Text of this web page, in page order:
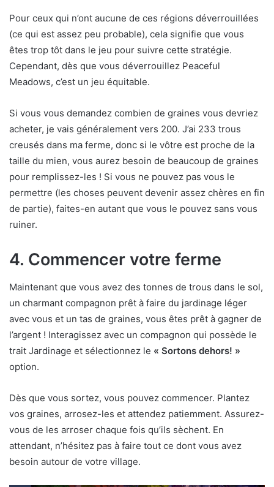
Pour ceux qui n’ont aucune de ces régions déverrouillées
(ce qui est assez peu probable), cela signifie que vous
êtes trop tôt dans le jeu pour suivre cette stratégie.
Cependant, dès que vous déverrouillez Peaceful
Meadows, c’est un jeu équitable.
Si vous vous demandez combien de graines vous devriez
acheter, je vais généralement vers 200. J’ai 233 trous
creusés dans ma ferme, donc si le vôtre est proche de la
taille du mien, vous aurez besoin de beaucoup de graines
pour remplissez-les ! Si vous ne pouvez pas vous le
permettre (les choses peuvent devenir assez chères en fin
de partie), faites-en autant que vous le pouvez sans vous
ruiner.
4. Commencer votre ferme
Maintenant que vous avez des tonnes de trous dans le sol,
un charmant compagnon prêt à faire du jardinage léger
avec vous et un tas de graines, vous êtes prêt à gagner de
l’argent ! Interagissez avec un compagnon qui possède le
trait Jardinage et sélectionnez le « Sortons dehors! »
option.
Dès que vous sortez, vous pouvez commencer. Plantez
vos graines, arrosez-les et attendez patiemment. Assurez-
vous de les arroser chaque fois qu’ils sèchent. En
attendant, n’hésitez pas à faire tout ce dont vous avez
besoin autour de votre village.